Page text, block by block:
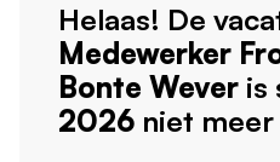
Helaas! De
Medewerker
Bonte Wever is
2026 niet